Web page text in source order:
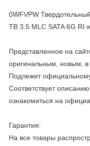
0WFVPW
TB 3.5 MLC SATA 6G RI
Представленное на
оригинальным, новым, в
Подлежит
Соответствует
ознакомиться на
Гарантия:
На все товары